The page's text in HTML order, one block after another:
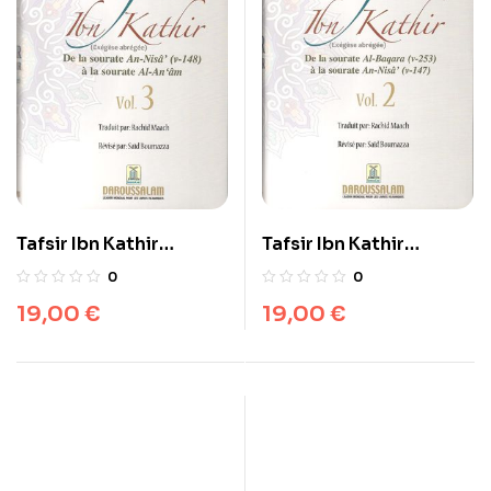
Tafsir Ibn Kathir
(ُExégèse abrégée)
Nisa’ ( v-148) à la
0
19,00 €
Tafsir Ibn Kathir
(ُExégèse) vol. 2 de la
253 ) à la sourate An-
0
19,00 €